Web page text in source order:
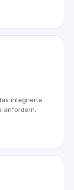
integrierte
anfordern.